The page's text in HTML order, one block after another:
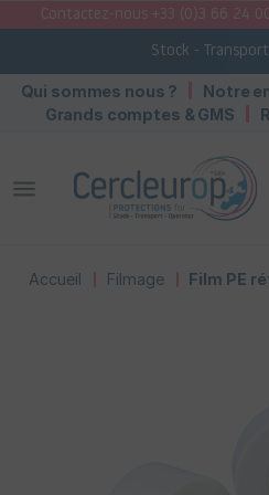
Contactez-nous +33 (0)3 66 24
Stock -
Qui sommes nous ? Notre
Grands comptes & GMS
menu
Accueil Filmage Film PE